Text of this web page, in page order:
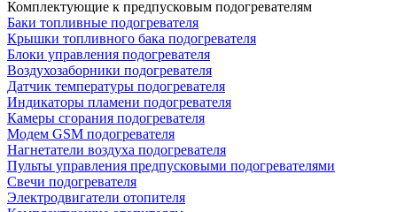
Комплектующие к предпусковым подогревателям
Баки топливные подогревателя
Крышки топливного бака подогревателя
Блоки управления подогревателя
Воздухозаборники подогревателя
Датчик температуры подогревателя
Индикаторы пламени подогревателя
Камеры сгорания подогревателя
Модем GSM подогревателя
Нагнетатели воздуха подогревателя
Пульты управления предпусковыми подогревателями
Свечи подогревателя
Электродвигатели отопителя